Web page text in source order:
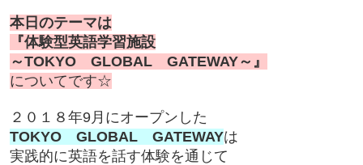
本日のテーマは
『体験型英語学習施設
～TOKYO GLOBAL GATEWAY～』
についてです☆
２０１８年9月にオープンした
TOKYO GLOBAL GATEWAYは
実践的に英語を話す体験を通じて